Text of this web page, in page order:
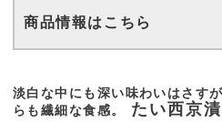
商品情報はこちら
淡白な中にも深い味わいはさす
らも繊細な食感。
たい西京